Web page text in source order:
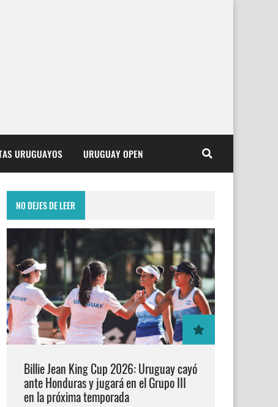
URUGUAYOS URUGUAY OPEN
NO DEJES DE LEER
Billie Jean King Cup 2026: Uruguay cayó
ante Honduras y jugará en el Grupo III
en la próxima temporada